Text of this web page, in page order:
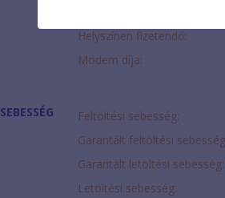
Helyszínen fizetendő:
Modem díja:
SEBESSÉG Feltöltési sebesség:
Garantált feltöltési
Garantált letöltési sebesség:
Letöltési sebesség: